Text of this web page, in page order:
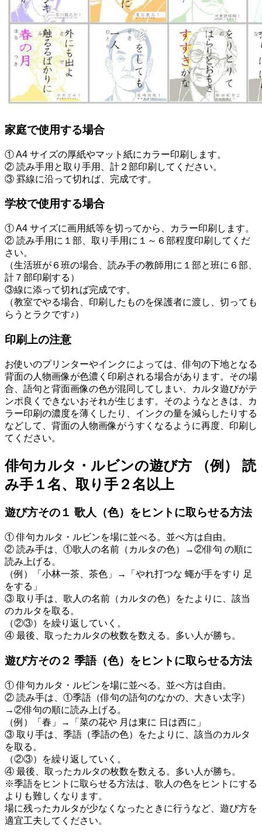
家庭で使用する場合
① A4 サイズの厚紙やマット紙にカラー印刷します。
② 読み手用と取り手用、計２部印刷してください。
③ 罫線に沿って切れば、完成です。
学校で使用する場合
① A4 サイズに画用紙等を切ってから、カラー印刷します。
② 読み手用に１部、取り手用に１～６部程度印刷してくだ
さい。
（生活班が６班の場合、読み手の教師用に１部と班に６部、
計７部印刷する）
③線に添って切れば完成です。
（教室でやる場合、印刷したものを保護者に渡し、切っても
らうとラクです♪）
印刷上の注意
お使いのプリンターやインクによっては、俳句の下地となる
背面の人物画像が色濃く印刷される場合があります。その場
合、語句と背面画像の色が混同してしまい、カルタ遊びがテ
ンポ良くできないおそれが生じます。そのようなときは、カ
ラー印刷の濃度を薄くしたり、インクの量を減らしたりする
などして、背面の人物画像がうすくなるように再度、印刷し
てください。
俳句カルタ・ルビンの遊び方 （例） 読
み手１名、取り手２名以上
遊び方その１ 歌人（色）をヒントに取らせる方法
① 俳句カルタ・ルビンを場に並べる。並べ方は自由。
② 読み手は、①歌人の名前（カルタの色）→②俳句 の順に
読み上げる。
（例）「小林一茶、茶色」→「やれ打つな 蠅が手をすり 足
をする」
③ 取り手は、歌人の名前（カルタの色）をたよりに、該当
のカルタを取る。
（②③）を繰り返していく。
④ 最後、取ったカルタの枚数を数える。多い人が勝ち。
遊び方その２ 季語（色）をヒントに取らせる方法
① 俳句カルタ・ルビンを場に並べる。並べ方は自由。
② 読み手は、①季語（俳句の語句のなかの、大きい太字）
→②俳句の順に読み上げる。
（例）「春」→「菜の花や 月は東に 日は西に」
③ 取り手は、季語（季語の色）をたよりに、該当のカルタ
を取る。
（②③）を繰り返していく。
④ 最後、取ったカルタの枚数を数える。多い人が勝ち。
※季語をヒントに取らせる方法は、歌人の色をヒントにする
よりも難しくなります。
場に残ったカルタが少なくなったときに行うなど、遊び方を
適宜工夫してください。